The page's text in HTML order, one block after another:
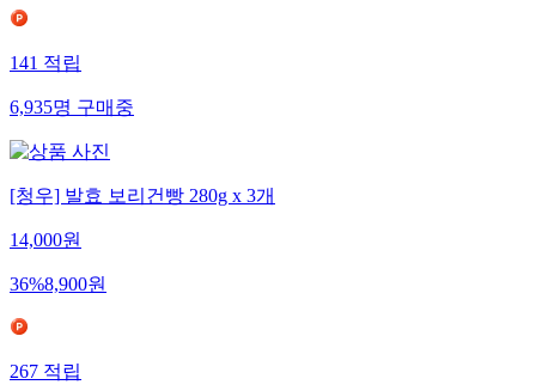
141적립
6,935명구매중
[청우] 발효 보리건빵 280g x 3개
14,000원
36%8,900원
267적립